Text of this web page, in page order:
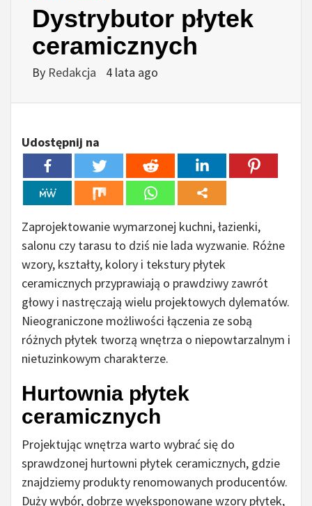
Dystrybutor płytek
ceramicznych
By Redakcja 4 lata ago
Udostępnij na
Zaprojektowanie wymarzonej kuchni, łazienki,
salonu czy tarasu to dziś nie lada wyzwanie. Różne
wzory, kształty, kolory i tekstury płytek
ceramicznych przyprawiają o prawdziwy zawrót
głowy i nastręczają wielu projektowych dylematów.
Nieograniczone możliwości łączenia ze sobą
różnych płytek tworzą wnętrza o niepowtarzalnym i
nietuzinkowym charakterze.
Hurtownia płytek
ceramicznych
Projektując wnętrza warto wybrać się do
sprawdzonej hurtowni płytek ceramicznych, gdzie
znajdziemy produkty renomowanych producentów.
Duży wybór, dobrze wyeksponowane wzory płytek,